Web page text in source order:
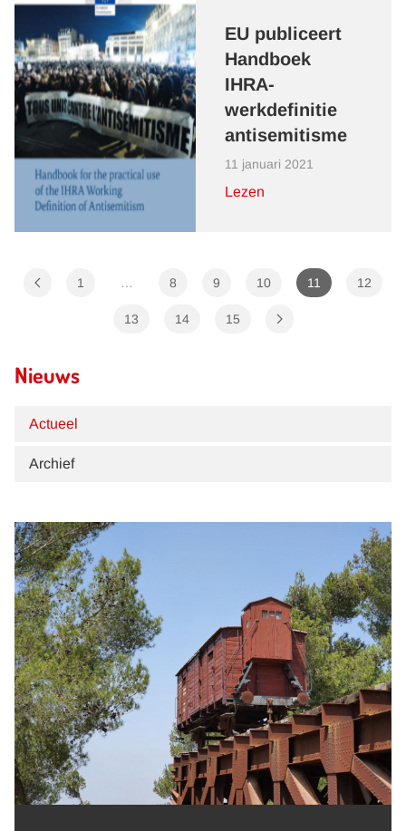
EU publiceert
Handboek
IHRA-
werkdefinitie
antisemitisme
11 januari 2021
Lezen
1 … 8 9 10 11 12
13 14 15
Nieuws
Actueel
Archief